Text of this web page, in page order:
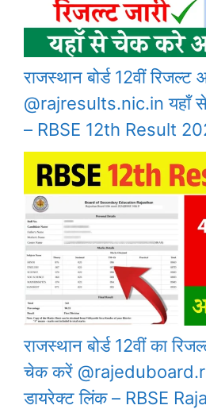
राजस्थान बोर्ड 12वीं रिजल्ट
@rajresults.nic.in यहाँ से
– RBSE 12th Result
राजस्थान बोर्ड 12वीं का
चेक करें
डायरेक्ट लिंक – RBSE